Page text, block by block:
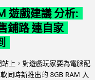
遊戲建議 分析:
鋪路 連自家
上，對遊戲玩家要為電腦配
同時新推出的 8GB RAM 入